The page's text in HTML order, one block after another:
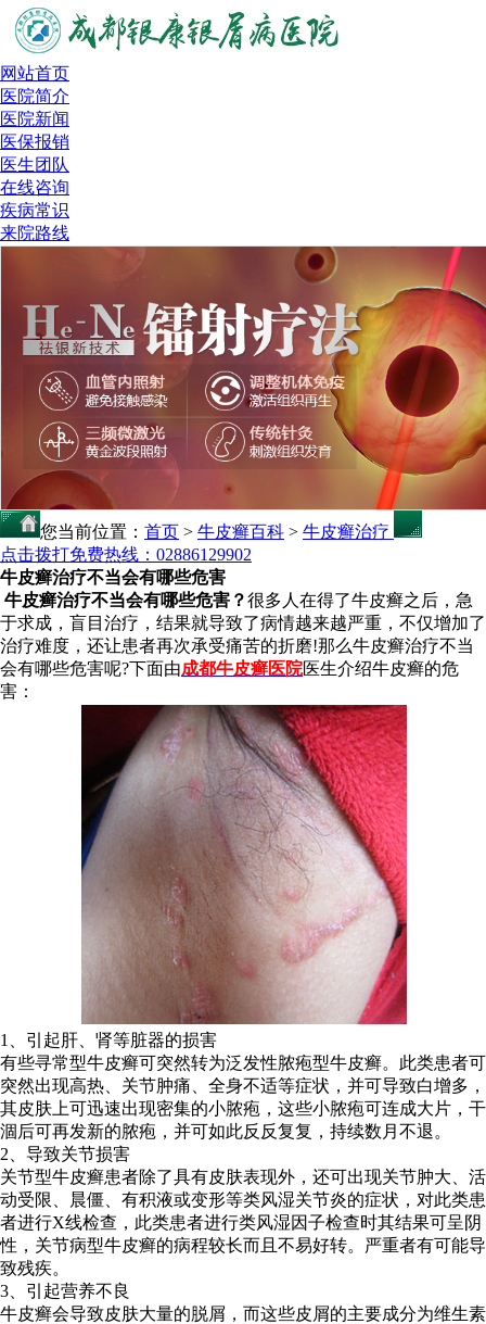
网站首页
医院简介
医院新闻
医保报销
医生团队
在线咨询
疾病常识
来院路线
您当前位置： 首页 > 牛皮癣百科 > 牛皮癣治疗
点击拨打免费热线：02886129902
牛皮癣治疗不当会有哪些危害
牛皮癣治疗不当会有哪些危害？很多人在得了牛皮癣之后，急
于求成，盲目治疗，结果就导致了病情越来越严重，不仅增加了
治疗难度，还让患者再次承受痛苦的折磨!那么牛皮癣治疗不当
会有哪些危害呢?下面由成都牛皮癣医院医生介绍牛皮癣的危
害：
1、引起肝、肾等脏器的损害
有些寻常型牛皮癣可突然转为泛发性脓疱型牛皮癣。此类患者可
突然出现高热、关节肿痛、全身不适等症状，并可导致白增多，
其皮肤上可迅速出现密集的小脓疱，这些小脓疱可连成大片，干
涸后可再发新的脓疱，并可如此反反复复，持续数月不退。
2、导致关节损害
关节型牛皮癣患者除了具有皮肤表现外，还可出现关节肿大、活
动受限、晨僵、有积液或变形等类风湿关节炎的症状，对此类患
者进行X线检查，此类患者进行类风湿因子检查时其结果可呈阴
性，关节病型牛皮癣的病程较长而且不易好转。严重者有可能导
致残疾。
3、引起营养不良
牛皮癣会导致皮肤大量的脱屑，而这些皮屑的主要成分为维生素